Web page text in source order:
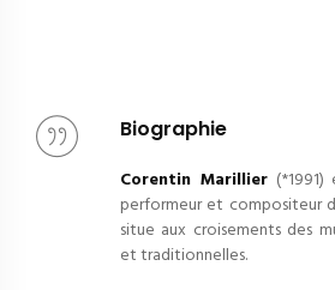
Biographie
Corentin Marillier(*1991)
performeur et compositeur
situe aux croisements des
et traditionnelles.